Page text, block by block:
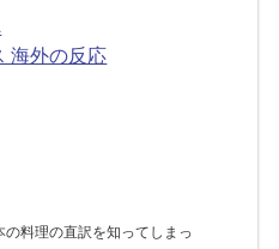
海外の反応
料理の直訳を知ってしまっ